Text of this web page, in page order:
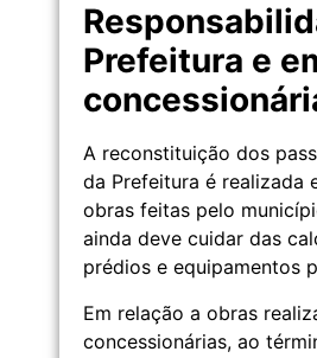
Prefeitura e
A reconstituição dos
da Prefeitura é realizada
obras feitas pelo
ainda deve cuidar das
prédios e equipamentos
Em relação a obras
concessionárias, ao